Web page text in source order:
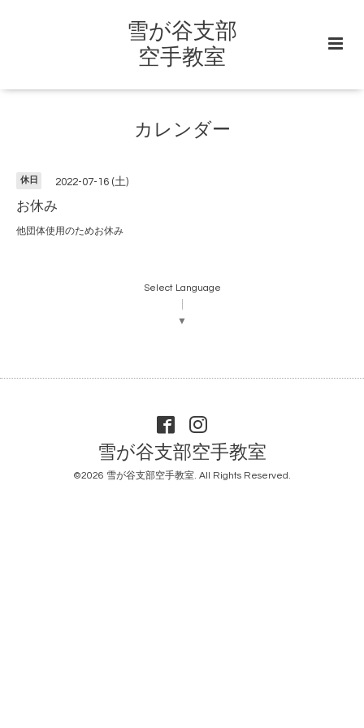
雪が谷支部
空手教室
カレンダー
休日 2022-07-16 (土)
お休み
他団体使用のためお休み
Select Language
▼
雪が谷支部空手教室
©2026 雪が谷支部空手教室. All Rights Reserved.